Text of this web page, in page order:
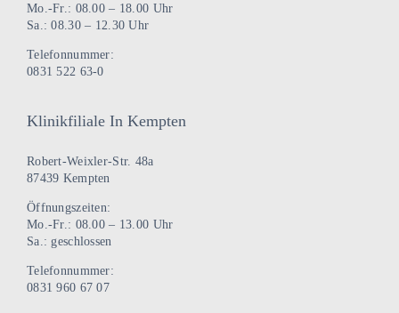
Mo.-Fr.: 08.00 – 18.00 Uhr
Sa.: 08.30 – 12.30 Uhr
Telefonnummer:
0831 522 63-0
Klinikfiliale In Kempten
Robert-Weixler-Str. 48a
87439 Kempten
Öffnungszeiten:
Mo.-Fr.: 08.00 – 13.00 Uhr
Sa.: geschlossen
Telefonnummer:
0831 960 67 07